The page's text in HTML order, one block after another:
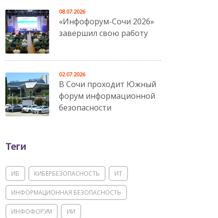
«Инфофорум-Сочи 2026»
завершил свою работу
08.07.2026
В Сочи проходит Южный
форум информационной
безопасности
02.07.2026
Теги
ИБ КИБЕРБЕЗОПАСНОСТЬ ИТ
ИНФОРМАЦИОННАЯ БЕЗОПАСНОСТЬ
ИНФОФОРУМ ИИ